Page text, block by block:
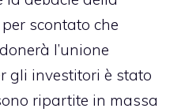
scontato che
l’unione
gli investitori è stato
ripartite in massa